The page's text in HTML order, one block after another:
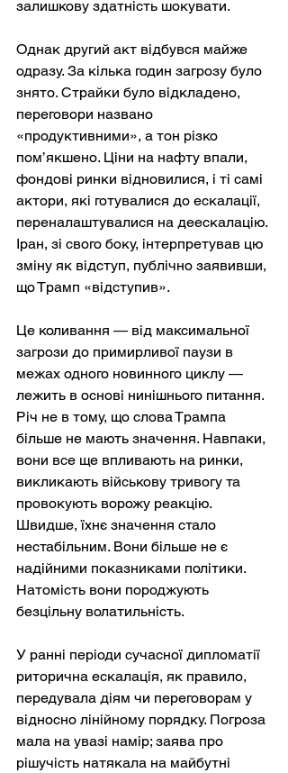
залишкову здатність шокувати.
Однак другий акт відбувся майже
одразу. За кілька годин загрозу було
знято. Страйки було відкладено,
переговори названо
«продуктивними», а тон різко
пом’якшено. Ціни на нафту впали,
фондові ринки відновилися, і ті самі
актори, які готувалися до ескалації,
переналаштувалися на деескалацію.
Іран, зі свого боку, інтерпретував цю
зміну як відступ, публічно заявивши,
що Трамп «відступив».
Це коливання — від максимальної
загрози до примирливої паузи в
межах одного новинного циклу —
лежить в основі нинішнього питання.
Річ не в тому, що слова Трампа
більше не мають значення. Навпаки,
вони все ще впливають на ринки,
викликають військову тривогу та
провокують ворожу реакцію.
Швидше, їхнє значення стало
нестабільним. Вони більше не є
надійними показниками політики.
Натомість вони породжують
безцільну волатильність.
У ранні періоди сучасної дипломатії
риторична ескалація, як правило,
передувала діям чи переговорам у
відносно лінійному порядку. Погроза
мала на увазі намір; заява про
рішучість натякала на майбутні